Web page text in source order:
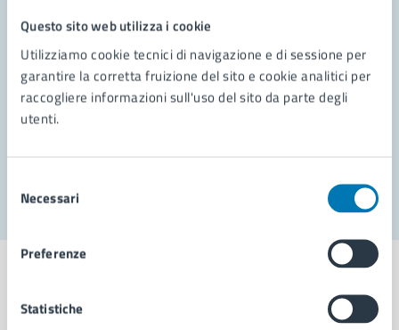
Questo sito web utilizza i cookie
Utilizziamo cookie tecnici di navigazione e di sessione per
garantire la corretta fruizione del sito e cookie analitici per
raccogliere informazioni sull'uso del sito da parte degli
utenti.
delNecessari
Preferenze
Statistiche
Richiedi assistenza
Prenota appuntamento
Problemi in città